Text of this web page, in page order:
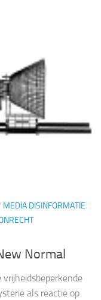
MEDIA DISINFORMATIE
Normal
als reactie op